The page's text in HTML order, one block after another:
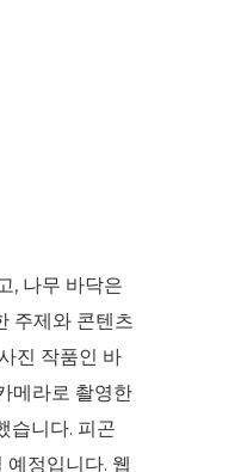
, 나무 바닥은
주제와 콘텐츠
진 작품인 바
메라로 촬영한
습니다. 피곤
정입니다. 웹